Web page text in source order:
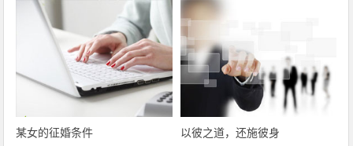
某女的征婚条件 以彼之道，还施彼身